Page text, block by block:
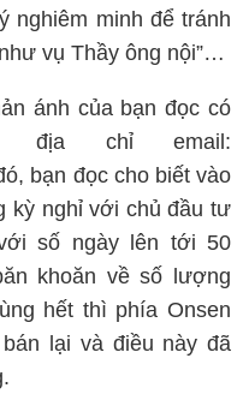
nghiêm minh để tránh
vụ Thầy ông nội”…
ánh của bạn đọc có
địa chỉ email:
bạn đọc cho biết vào
kỳ nghỉ với chủ đầu tư
số ngày lên tới 50
khoăn về số lượng
hết thì phía Onsen
lại và điều này đã